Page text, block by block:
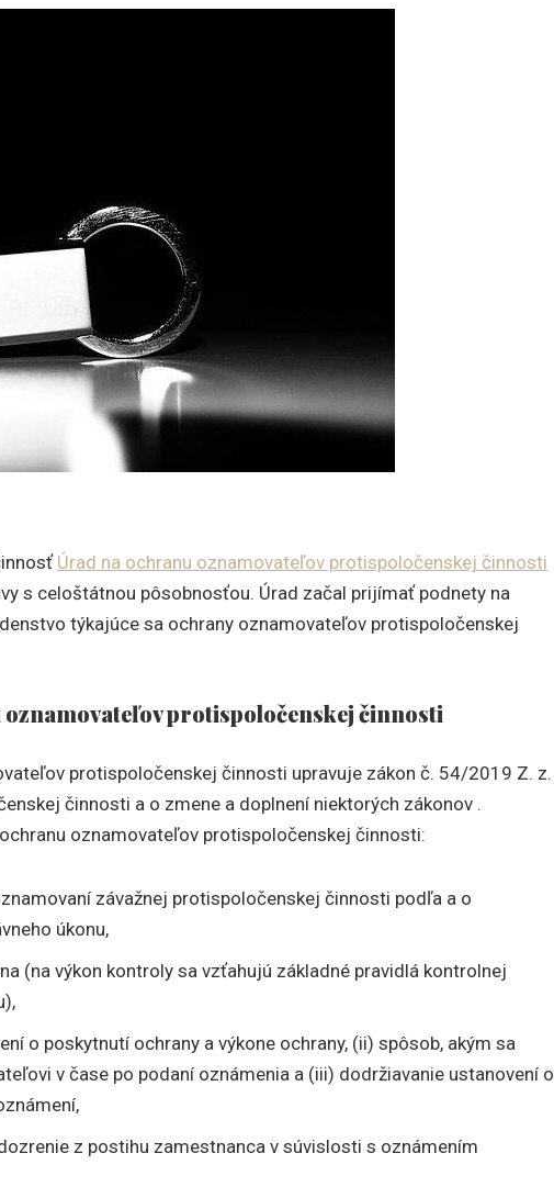
Úrad na ochranu oznamovateľov protispoločenskej činnosti
s celoštátnou pôsobnosťou. Úrad začal prijímať podnety na
týkajúce sa ochrany oznamovateľov protispoločenskej
protispoločenskej činnosti
protispoločenskej činnosti upravuje zákon č. 54/2019 Z. z.
činnosti a o zmene a doplnení niektorých zákonov .
oznamovateľov protispoločenskej činnosti:
závažnej protispoločenskej činnosti podľa a o
úkonu,
(na výkon kontroly sa vzťahujú základné pravidlá kontrolnej
o poskytnutí ochrany a výkone ochrany, (ii) spôsob, akým sa
v čase po podaní oznámenia a (iii) dodržiavanie ustanovení o
z postihu zamestnanca v súvislosti s oznámením